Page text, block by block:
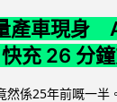
產車現身
充 26 分鐘
然係25年前嘅一半